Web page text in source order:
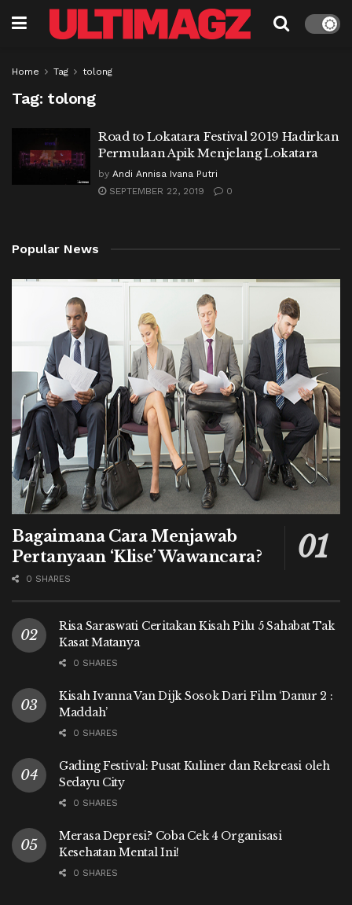
Home Tag tolong
Tag: tolong
Road to Lokatara Festival 2019 Hadirkan
Permulaan Apik Menjelang Lokatara
by Andi Annisa Ivana Putri
SEPTEMBER 22, 2019
0
Popular News
Bagaimana Cara Menjawab
Pertanyaan ‘Klise’ Wawancara?
0 SHARES
Risa Saraswati Ceritakan Kisah Pilu 5 Sahabat Tak
Kasat Matanya
0 SHARES
Kisah Ivanna Van Dijk Sosok Dari Film ‘Danur 2 :
Maddah’
0 SHARES
Gading Festival: Pusat Kuliner dan Rekreasi oleh
Sedayu City
0 SHARES
Merasa Depresi? Coba Cek 4 Organisasi
Kesehatan Mental Ini!
0 SHARES